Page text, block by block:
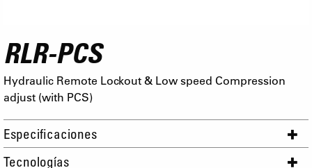
RLR-PCS
Hydraulic Remote Lockout & Low speed Compression
adjust (with PCS)
Especificaciones
Tecnologías